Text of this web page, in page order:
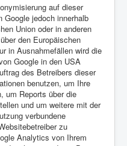
auf dieser
Google jedoch innerhalb
Union oder in anderen
den Europäischen
in Ausnahmefällen wird die
Google in den USA
des Betreibers dieser
benutzen, um Ihre
um Reports über die
und um weitere mit der
verbundene
zu
Analytics von Ihrem